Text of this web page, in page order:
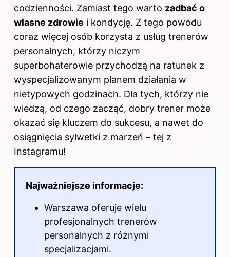
codzienności. Zamiast tego warto zadbać o
własne zdrowie i kondycję. Z tego powodu
coraz więcej osób korzysta z usług trenerów
personalnych, którzy niczym
superbohaterowie przychodzą na ratunek z
wyspecjalizowanym planem działania w
nietypowych godzinach. Dla tych, którzy nie
wiedzą, od czego zacząć, dobry trener może
okazać się kluczem do sukcesu, a nawet do
osiągnięcia sylwetki z marzeń – tej z
Instagramu!
Najważniejsze informacje:
Warszawa oferuje wielu
profesjonalnych trenerów
personalnych z różnymi
specjalizacjami.